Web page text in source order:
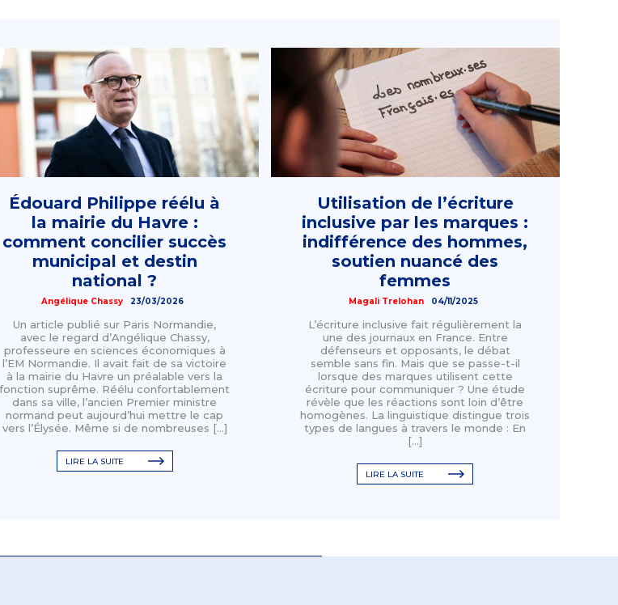
Édouard Philippe réélu à
la mairie du Havre :
comment concilier succès
municipal et destin
national ?
Angélique Chassy 23/03/2026
Un article publié sur Paris Normandie,
avec le regard d’Angélique Chassy,
professeure en sciences économiques à
l’EM Normandie. Il avait fait de sa victoire
à la mairie du Havre un préalable vers la
fonction suprême. Réélu confortablement
dans sa ville, l’ancien Premier ministre
normand peut aujourd’hui mettre le cap
vers l’Élysée. Même si de nombreuses […]
LIRE LA SUITE
Utilisation de l’écriture
inclusive par les marques :
indifférence des hommes,
soutien nuancé des
femmes
Magali Trelohan 04/11/2025
L’écriture inclusive fait régulièrement la
une des journaux en France. Entre
défenseurs et opposants, le débat
semble sans fin. Mais que se passe-t-il
lorsque des marques utilisent cette
écriture pour communiquer ? Une étude
révèle que les réactions sont loin d’être
homogènes. La linguistique distingue trois
types de langues à travers le monde : En
[…]
LIRE LA SUITE